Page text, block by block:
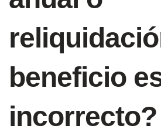
beneficio
incorrecto?